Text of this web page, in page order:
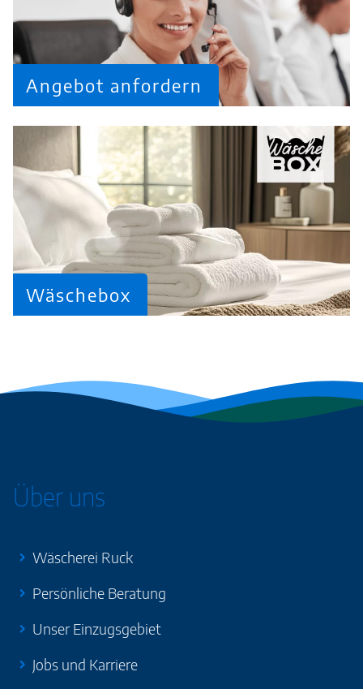
Angebot anfordern
Wäschebox
Über uns
Wäscherei Ruck
Persönliche Beratung
Unser Einzugsgebiet
Jobs und Karriere